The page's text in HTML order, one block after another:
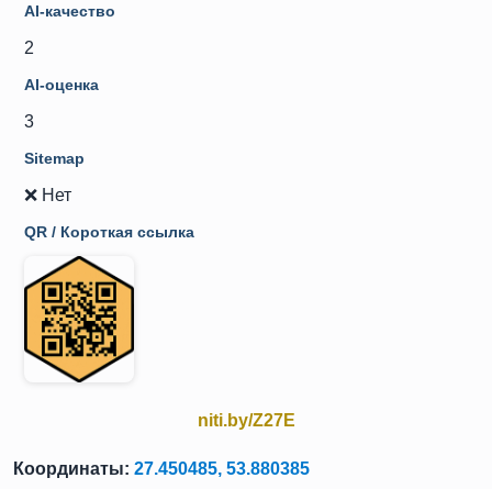
AI-качество
2
AI-оценка
3
Sitemap
❌ Нет
QR / Короткая ссылка
niti.by/Z27E
Координаты: 27.450485, 53.880385